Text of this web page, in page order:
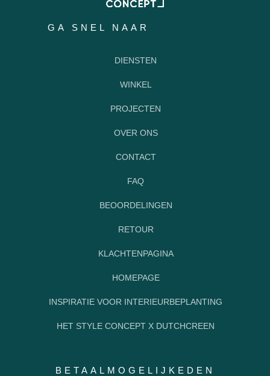
GA SNEL NAAR
DIENSTEN
WINKEL
PROJECTEN
OVER ONS
CONTACT
FAQ
BEOORDELINGEN
RETOUR
KLACHTENPAGINA
HOMEPAGE
INSPIRATIE VOOR INTERIEURBEPLANTING
HET STYLE CONCEPT X DUTCHCREEN
BETAALMOGELIJKEDEN